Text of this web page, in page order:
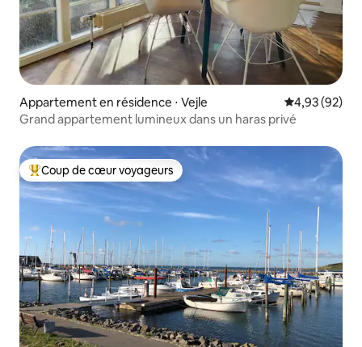
Appartement en résidence ⋅ Vejle Évaluation
4,93 (92)
Grand appartement lumineux dans un haras privé
Coups de cœur voyageurs les plus appréciés
Coup de cœur voyageurs